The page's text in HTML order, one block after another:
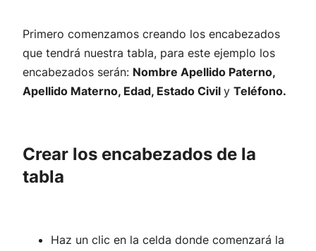
Primero comenzamos creando los encabezados
que tendrá nuestra tabla, para este ejemplo los
encabezados serán: Nombre Apellido Paterno,
Apellido Materno, Edad, Estado Civil y Teléfono.
Crear los encabezados de la
tabla
Haz un clic en la celda donde comenzará la